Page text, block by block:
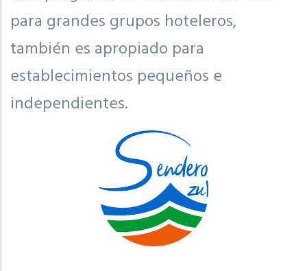
para grandes grupos hoteleros,
también es apropiado para
establecimientos pequeños e
independientes.